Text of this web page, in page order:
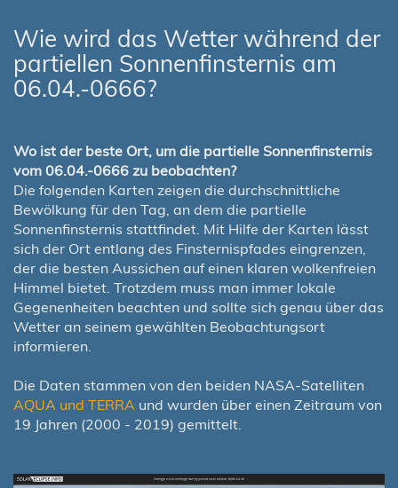
Wie wird das Wetter während der
partiellen Sonnenfinsternis am
06.04.-0666?
Wo ist der beste Ort, um die partielle Sonnenfinsternis
vom 06.04.-0666 zu beobachten?
Die folgenden Karten zeigen die durchschnittliche
Bewölkung für den Tag, an dem die partielle
Sonnenfinsternis stattfindet. Mit Hilfe der Karten lässt
sich der Ort entlang des Finsternispfades eingrenzen,
der die besten Aussichen auf einen klaren wolkenfreien
Himmel bietet. Trotzdem muss man immer lokale
Gegenenheiten beachten und sollte sich genau über das
Wetter an seinem gewählten Beobachtungsort
informieren.
Die Daten stammen von den beiden NASA-Satelliten
AQUA und TERRA und wurden über einen Zeitraum von
19 Jahren (2000 - 2019) gemittelt.